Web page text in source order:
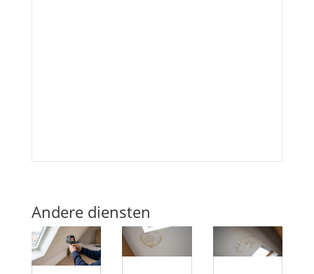
Andere diensten